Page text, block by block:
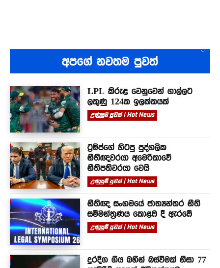
අපගේ නවතම පුවත්
LPL කිරුළ වෙනුවෙන් ගාල්ලට
ලකුණු 124ක ඉලක්කයක්
උණුසුම් පුවත් | Hot News
ට්‍රම්ප්ගේ හිටපු පුද්ගලික
නීතිඥවරයා අමෙරිකාවේ
නීතිපතිවරයා වෙයි
උණුසුම් පුවත් | Hot News
නීතිඥ සංගමයේ ජාත්‍යන්තර නීති
සම්මන්ත්‍රණය කොළඹ දී ඇරඹේ
උණුසුම් පුවත් | Hot News
දුරදිග ගිය බහින් බස්වීමක් නිසා 77